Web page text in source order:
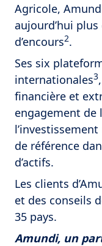
Agricole,
aujourd’hui plus
d’encours2.
Ses six
internationales3
financière et
engagement de
de référence
d’actifs.
Les clients
et des conseils
35 pays.
Amundi, un